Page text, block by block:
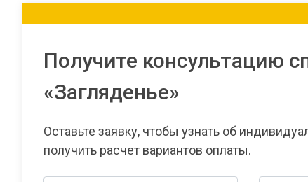
Получите консультацию
«Загляденье»
Оставьте заявку, чтобы узнать об
получить расчет вариантов оплаты.